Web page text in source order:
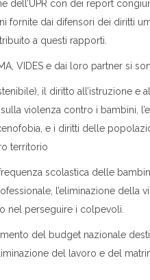
dell’UPR con dei report
fornite dai difensori dei diritti
a questi rapporti.
VIDES e dai loro partner si
il diritto all’istruzione e
violenza contro i bambini,
e i diritti delle
territorio
scolastica delle
l’eliminazione della
nel perseguire i colpevoli.
del budget nazionale
del lavoro e del